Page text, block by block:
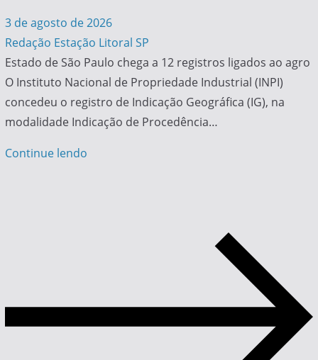
3 de agosto de 2026
Redação Estação Litoral SP
Estado de São Paulo chega a 12 registros ligados ao agro
O Instituto Nacional de Propriedade Industrial (INPI)
concedeu o registro de Indicação Geográfica (IG), na
modalidade Indicação de Procedência…
Continue lendo